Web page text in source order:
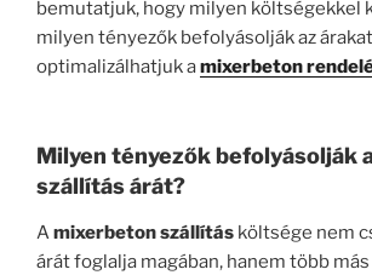
bemutatjuk, hogy milyen költségekkel
milyen tényezők befolyásolják az
optimalizálhatjuk amixerbeton
Milyen tényezők befolyásolják
szállítás árát?
Amixerbeton szállítás költsége nem
árát foglalja magában, hanem több